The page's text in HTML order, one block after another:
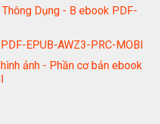
Dụng - B ebook PDF-
EPUB-AWZ3-PRC-MOBI
ảnh - Phần cơ bản ebook